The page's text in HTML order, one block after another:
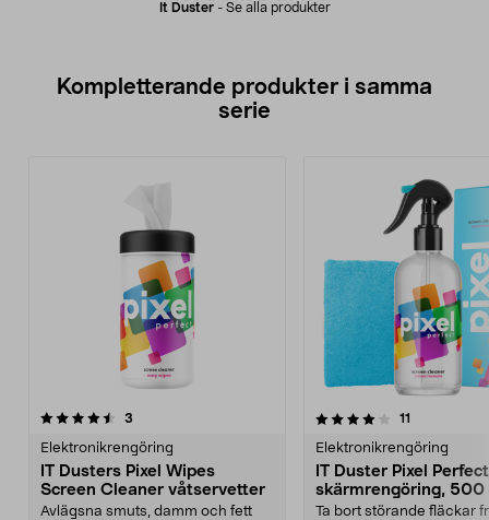
It Duster- Se alla produkter
Kompletterande produkter i samma
serie
3
Elektronikrengöring
IT Dusters Pixel Wipes
Screen Cleaner våtservetter
Avlägsna smuts, damm och fett
4.0av 5 stjärnor 11
Elektronikrengöring
IT Duster Pixel Perfect
skärmrengöring, 500
Ta bort störande fläckar
3.0av 5 stjärnor